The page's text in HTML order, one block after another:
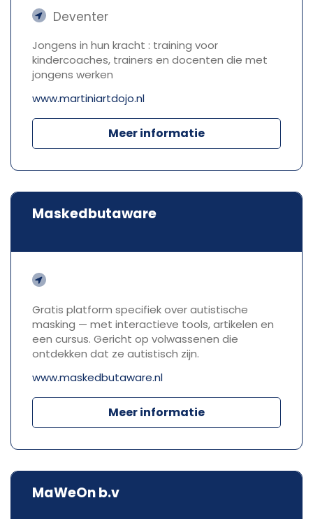
Deventer
Jongens in hun kracht : training voor
kindercoaches, trainers en docenten die met
jongens werken
www.martiniartdojo.nl
Meer informatie
Maskedbutaware
Gratis platform specifiek over autistische
masking — met interactieve tools, artikelen en
een cursus. Gericht op volwassenen die
ontdekken dat ze autistisch zijn.
www.maskedbutaware.nl
Meer informatie
MaWeOn b.v